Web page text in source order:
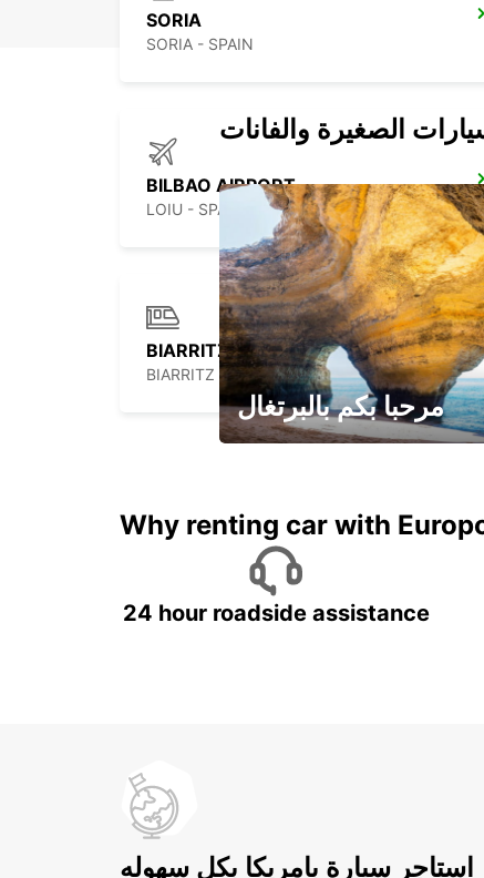
SORIA
SORIA - SPAIN
BILBAO AIRPORT
LOIU - SPAIN
BIARRITZ RAILWAY STATION SHUTTLE
BIARRITZ - FRANCE
الصغيرة والفانات
مرحبا بكم بالبرتغال
Why renting car with
24 hour roadside assistance
استاجر سيارة بامريكا بكل سهوله